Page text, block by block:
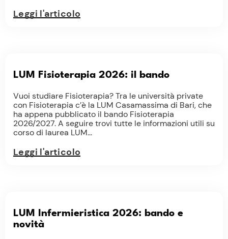
Leggi l'articolo
LUM Fisioterapia 2026: il bando
Vuoi studiare Fisioterapia? Tra le università private
con Fisioterapia c’è la LUM Casamassima di Bari, che
ha appena pubblicato il bando Fisioterapia
2026/2027. A seguire trovi tutte le informazioni utili su
corso di laurea LUM...
Leggi l'articolo
LUM Infermieristica 2026: bando e
novità